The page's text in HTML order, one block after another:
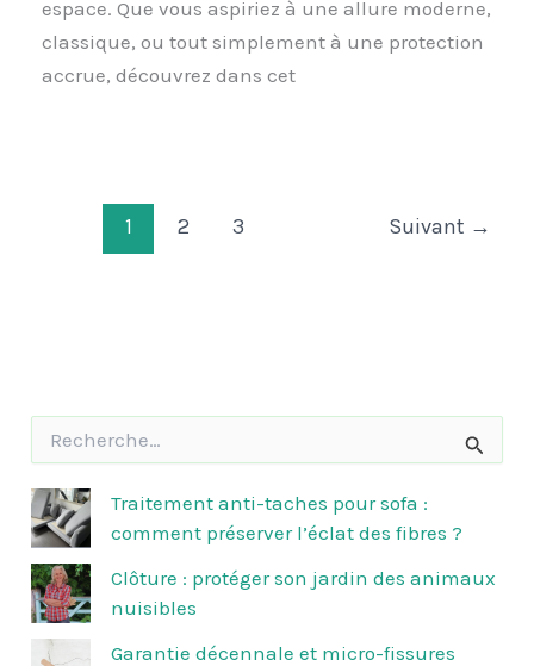
espace. Que vous aspiriez à une allure moderne,
classique, ou tout simplement à une protection
accrue, découvrez dans cet
1 2 3 Suivant →
h
e
r
c
h
e
Traitement anti-taches pour sofa :
comment préserver l’éclat des fibres ?
Clôture : protéger son jardin des animaux
nuisibles
Garantie décennale et micro-fissures